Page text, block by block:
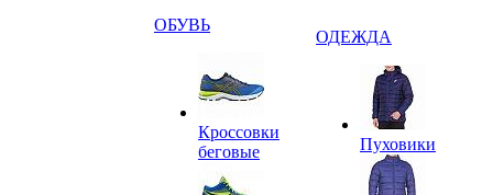
ОБУВЬ
Кроссовки
беговые
ОДЕЖДА
Пуховики